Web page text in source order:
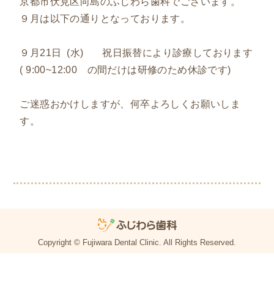
９月は以下の通りとなっております。
９月21日 (水) 祝日振替により診療しております
( 9:00~12:00 の間だけは研修のため休診です)
ご迷惑おかけしますが、何卒よろしくお願いしま
す。
Copyright © Fujiwara Dental Clinic. All Rights Reserved.